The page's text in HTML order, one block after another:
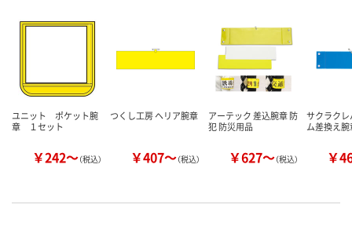
カゴへ
ユニット ポケット腕
章 １セット
￥242～（税込）
つくし工房 ヘリア腕章
￥407～（税込）
アーテック 差込腕章 防
犯 防災用品
￥627～（税込）
サクラク
ム差換え
￥